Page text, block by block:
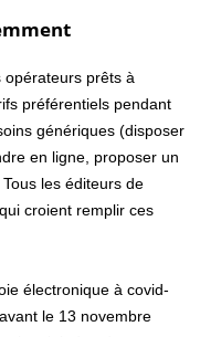
prêts à
préférentiels pendant
génériques (disposer
en ligne, proposer un
les éditeurs de
croient remplir ces
électronique à covid-
le 13 novembre